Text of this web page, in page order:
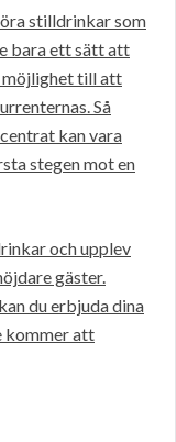
stilldrinkar som
bara ett sätt att
möjlighet till att
Så
kan vara
stegen mot en
och upplev
gäster.
du erbjuda dina
kommer att